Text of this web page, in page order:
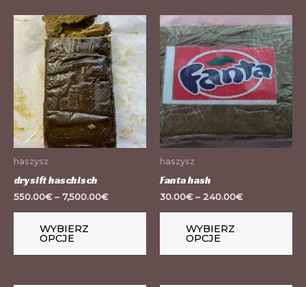
haszysz
drysift haschisch
550.00€– 7,500.00€
WYBIERZ
OPCJE
Ten
produkt
ma
wariantów.
Opcje
można
haszysz
Fanta hash
30.00€– 240.00€
WYBIERZ
OPCJE